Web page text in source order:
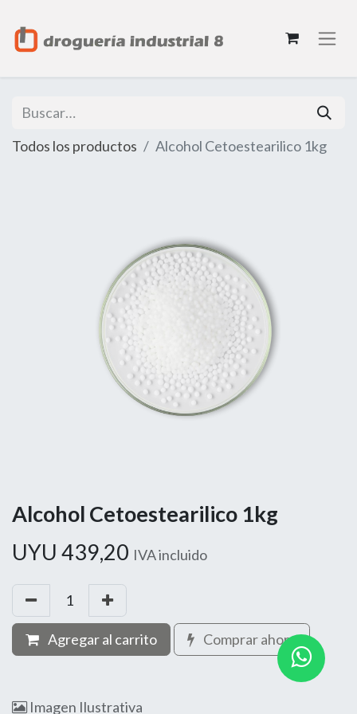
Todos los productos Alcohol Cetoestearilico 1kg
Alcohol Cetoestearilico 1kg
UYU 439,20 IVA incluido
Agregar al carrito Comprar ahora
Imagen Ilustrativa